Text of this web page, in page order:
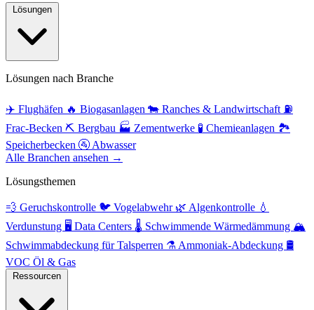
Lösungen nach Branche
✈️ Flughäfen 🔥 Biogasanlagen 🐄 Ranches & Landwirtschaft ⛽
Frac-Becken ⛏️ Bergbau 🏭 Zementwerke 🧪 Chemieanlagen 🏞️
Speicherbecken 🚰 Abwasser
Alle Branchen ansehen →
Lösungsthemen
💨 Geruchskontrolle 🐦 Vogelabwehr 🌿 Algenkontrolle 💧
Verdunstung 🖥️ Data Centers 🌡️ Schwimmende Wärmedämmung 🏔️
Schwimmabdeckung für Talsperren ⚗️ Ammoniak-Abdeckung 🛢️
VOC Öl & Gas